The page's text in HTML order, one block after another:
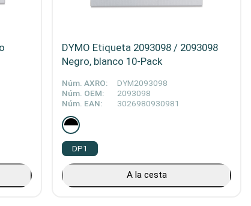
DYMO Etiqueta 2093098 / 2093098
Negro, blanco 10-Pack
Núm. AXRO:
DYM2093098
Núm. OEM:
2093098
Núm. EAN:
3026980930981
DP1
A la cesta